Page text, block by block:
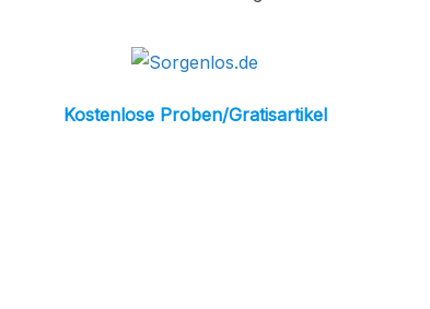
Kostenlose Proben/Gratisartikel